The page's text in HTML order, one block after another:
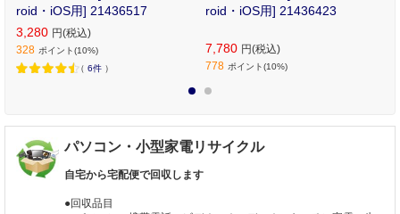
roid・iOS用] 21436517
3,280 円(税込)
328 ポイント(10%)
（ 6件 ）
roid・iOS用] 21436423
7,780 円(税込)
778 ポイント(10%)
パソコン・小型家電リサイクル
自宅から宅配便で回収します
●回収品目